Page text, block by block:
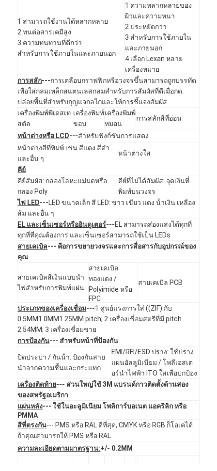
วิดีโอ
รายการ VR
ทัวร์โรงงาน
การควบคุมคุณภาพ
ติดต่อเรา
ข่าว
สวิตช์เมมเบรน LED
สวิตช์เมมเบรนสัมผัส
สวิตช์เมมเบรนกันน้ำ
สวิตช์แผ่นผนังการพิมพ์ดิจิตอล
เครื่องเปลี่ยนแผ่นผิวที่สว่างหลัง
การซ้อนทับกราฟิก
สวิตช์เมมเบรนทางการแพทย์
เครื่องสลับแผ่น Membrane
เครื่องสลับแผ่น ESD
เครื่องปรับเปลี่ยนแผ่นผนัง LCD
เครื่องสวิทช์เมมแบรนความจุ
1 สามารถใช้งานได้หลากหลาย
2 ทนต่อสารเคมีสูง
3 ความทนทานที่ดีกว่า
สําหรับการใช้ภายในและภายนอก
1 ความหลากหลายของ
ผิวและความหนา
2 ประหยัดกว่า
3 สําหรับการใช้ภายใน
และภายนอก
4 เลือก Lexan หลาย
เครื่องหมาย
การสลัก---การเคลือบกราฟฟิกหรือวงจรขึ้นสามารถถูกบรรทัด
เพื่อใส่กลมเหล็กสแตนเลสกลมสําหรับการสัมผัสที่ดีเมื่อกด.
ปล่อยพื้นที่สําหรับกุญแจกลไกและให้การชี้แจงสัมผัส
เครื่องพิมพ์พีเดสเท
สตัล
เครื่องพิมพ์
ขอบ
เครื่องพิมพ์
หมอน
การสลักสีที่อ่อน
หน้าต่างหรือ LCD---สําหรับฟังก์ชันการแสดง
หน้าต่างสีที่พิมพ์ เช่น สีแดง สีดํา
และอื่น ๆ
หน้าต่างใส
คีย์
คีย์สัมผัส: กลองโลหะแม่มดหรือ
กลอง Poly
คีย์ที่ไม่ได้สัมผัส: จุดเงินที่
พิมพ์บนวงจร
ไฟ LED---LED ขนาดเล็ก สี LED: ขาว เขียว แดง น้ําเงิน เหลือง
ส้ม และอื่น ๆ
EL และเซ็นเซอร์หรืออินดูเตอร์---EL สามารถส่องแสงได้ทุกที่
ทุกที่ที่คุณต้องการ และเซ็นเซอร์สามารถใช้เป็น LEDs
สายเคเบิล--- คือการขยายวงจรและการสื่อสารกับอุปกรณ์ของ
คุณ
สายเคเบิลสีเงินแบบนํา
ไฟสําหรับการพิมพ์แผ่น
สายเคเบิล
ทองแดง /
Polyimide หรือ
FPC
สายเคเบิล PCB
ประเภทของเครื่องเชื่อม---1 ศูนย์แรงการใส่ ((ZIF) กับ
0.5MM1.0MM1.25MM pitch; 2 เครื่องเชื่อมสตรีที่มี pitch
2.54MM; 3 เครื่องเชื่อมชาย
การป้องกัน--- สําหรับหน้าที่ป้องกัน
ปิดประปา / กันน้ํา: ป้องกันสาย
นําจากความชื้นและกระแทก
EMI/RFI/ESD ปราง: ใช้ปราง
แผ่นอัลลูมิเนียม / โพลีเอสเต
อร์นําไฟฟ้า ITO ใสเพื่อปกป้อง
เครื่องติดท้าย--- ส่วนใหญ่ใช้ 3M แบรนด์กาวติดตั้งด้านสอง
ของสหรัฐอเมริกา
แผ่นหลัง--- ใช้ในอะลูมิเนียม โพลิการ์บอเนต แอคริลิก หรือ
PMMA
สีที่ตรงกัน--- PMS หรือ RAL ดีที่สุด, CMYK หรือ RGB ก็โอเคได้
ถ้าคุณสามารถให้ PMS หรือ RAL
ความละเอียดตามมาตรฐาน:+/- 0.2MM